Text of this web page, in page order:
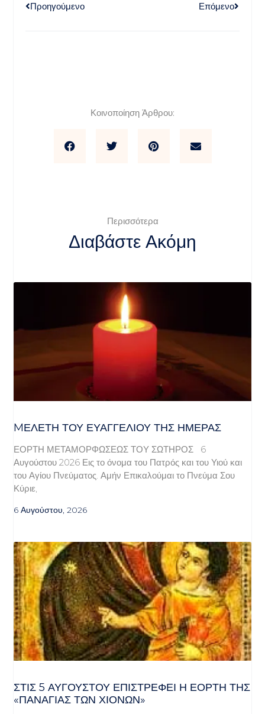
Προηγούμενο Επόμενο
Κοινοποίηση Άρθρου:
Περισσότερα
Διαβάστε Ακόμη
MΕΛΈΤΗ ΤΟΥ ΕΥΑΓΓΕΛΊΟΥ ΤΗΣ ΗΜΈΡΑΣ
ΕΟΡΤΗ ΜΕΤΑΜΟΡΦΩΣΕΩΣ ΤΟΥ ΣΩΤΗΡΟΣ 6
Αυγούστου 2026 Εις το όνομα του Πατρός και του Υιού και
του Αγίου Πνεύματος. Αμήν Επικαλούμαι το Πνεύμα Σου
Κύριε,
6 Αυγούστου, 2026
ΣΤΙΣ 5 ΑΥΓΟΎΣΤΟΥ ΕΠΙΣΤΡΈΦΕΙ Η ΕΟΡΤΉ ΤΗΣ
«ΠΑΝΑΓΊΑΣ ΤΩΝ ΧΙΌΝΩΝ»